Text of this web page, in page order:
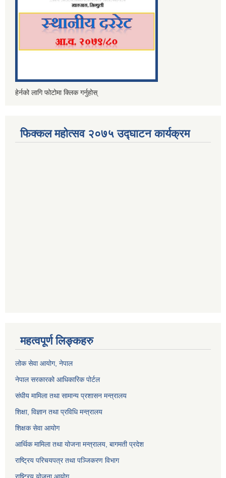
हेर्नको लागि फोटोमा क्लिक गर्नुहोस्
फिक्कल महोत्सव २०७५ उद्घाटन कार्यक्रम
महत्वपूर्ण लिङ्कहरु
लोक सेवा आयोग, नेपाल
नेपाल सरकारको आधिकारिक पोर्टल
संघीय मामिला तथा सामान्य प्रशासन मन्त्रालय
शिक्षा, विज्ञान तथा प्रविधि मन्त्रालय
शिक्षक सेवा आयोग
आर्थिक मामिला तथा योजना मन्त्रालय, बागमती प्रदेश
राष्ट्रिय परिचयपत्र तथा पञ्जिकरण विभाग
राष्ट्रिय योजना आयोग